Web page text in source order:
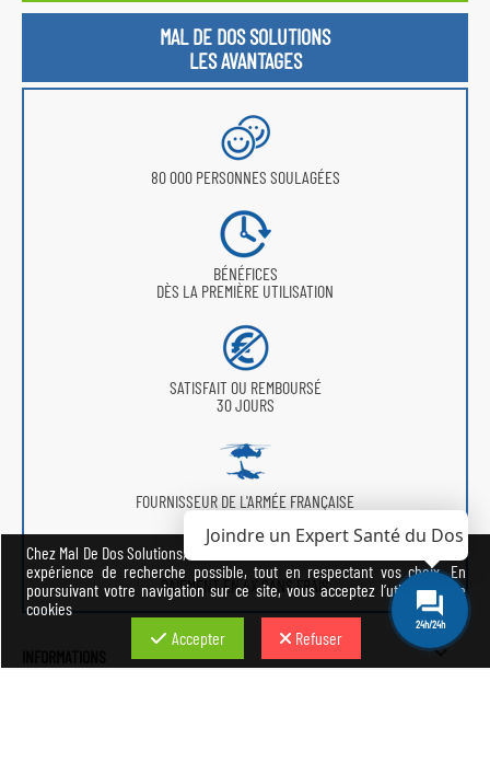
MAL DE DOS SOLUTIONS
LES AVANTAGES
80 000 PERSONNES SOULAGÉES
BÉNÉFICES
DÈS LA PREMIÈRE UTILISATION
SATISFAIT OU REMBOURSÉ
30 JOURS
FOURNISSEUR DE L'ARMÉE FRANÇAISE
PAIEMENT EN 4X SANS FRAIS

Chez Mal De Dos Solutions, nous avons à cœur de vous offrir la meilleure
expérience de recherche possible, tout en respectant vos choix. En
poursuivant votre navigation sur ce site, vous acceptez l’utilisation de
cookies
Accepter
Refuser
24h/24h
Joindre un Expert Santé du Dos